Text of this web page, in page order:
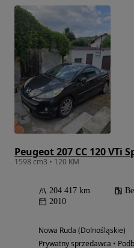
Peugeot 207 CC 120 VTi
1598 cm3 • 120 KM
204 417 km
2010
Nowa Ruda (Dolnośląskie)
Prywatny sprzedawca •